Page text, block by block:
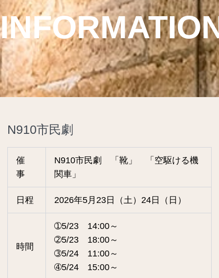
N910市民劇
催
事
N910市民劇 「靴」 「空駆ける機
関車」
日程 2026年5月23日（土）24日（日）
時間
➀5/23 14:00～
➁5/23 18:00～
➂5/24 11:00～
➃5/24 15:00～